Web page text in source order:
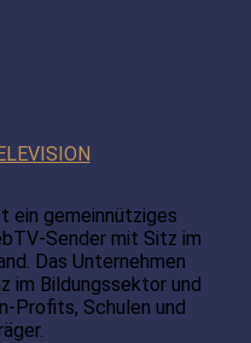
ein gemeinnütziges
Sender mit Sitz im
Das Unternehmen
im Bildungssektor und
Profits, Schulen und